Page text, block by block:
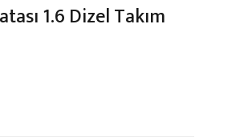
1.6 Dizel Takım